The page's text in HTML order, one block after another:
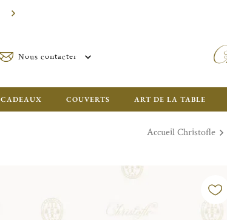
Nous contacter
CADEAUX COUVERTS ART DE LA TABLE
Accueil Christofle